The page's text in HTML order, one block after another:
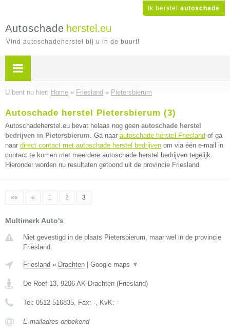
Ik herstel autoschade
Autoschade herstel.eu
Vind autoschadeherstel bij u in de buurt!
U bent nu hier: Home » Friesland » Pietersbierum
Autoschade herstel Pietersbierum (3)
Autoschadeherstel.eu bevat helaas nog geen autoschade herstel
bedrijven in Pietersbierum. Ga naar autoschade herstel Friesland of ga
naar direct contact met autoschade herstel bedrijven om via één e-mail in
contact te komen met meerdere autoschade herstel bedrijven tegelijk.
Hieronder worden nu resultaten getoond uit de provincie Friesland.
«« « 1 2 3
Multimerk Auto's
Niet gevestigd in de plaats Pietersbierum, maar wel in de provincie
Friesland.
Friesland » Drachten Google maps ▼
De Roef 13, 9206 AK Drachten (Friesland)
Tel: 0512-516835, Fax: -, KvK: -
E-mailadres onbekend